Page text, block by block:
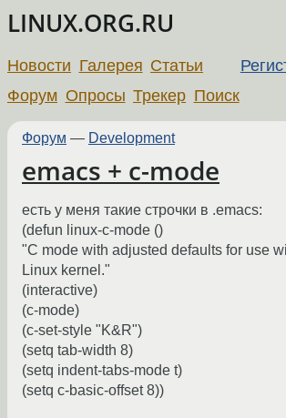
LINUX.ORG.RU
Новости Галерея Статьи
Форум Опросы Трекер Поиск
Форум — Development
emacs + c-mode
есть у меня такие строчки в .emacs:
(defun linux-c-mode ()
"C mode with adjusted defaults for use
Linux kernel."
(interactive)
(c-mode)
(c-set-style "K&R")
(setq tab-width 8)
(setq indent-tabs-mode t)
(setq c-basic-offset 8))